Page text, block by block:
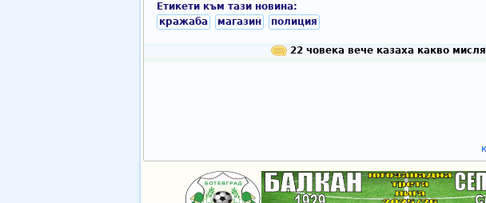
Етикети към тази новина:
кражаба
магазин полиция
22 човека вече казаха какво